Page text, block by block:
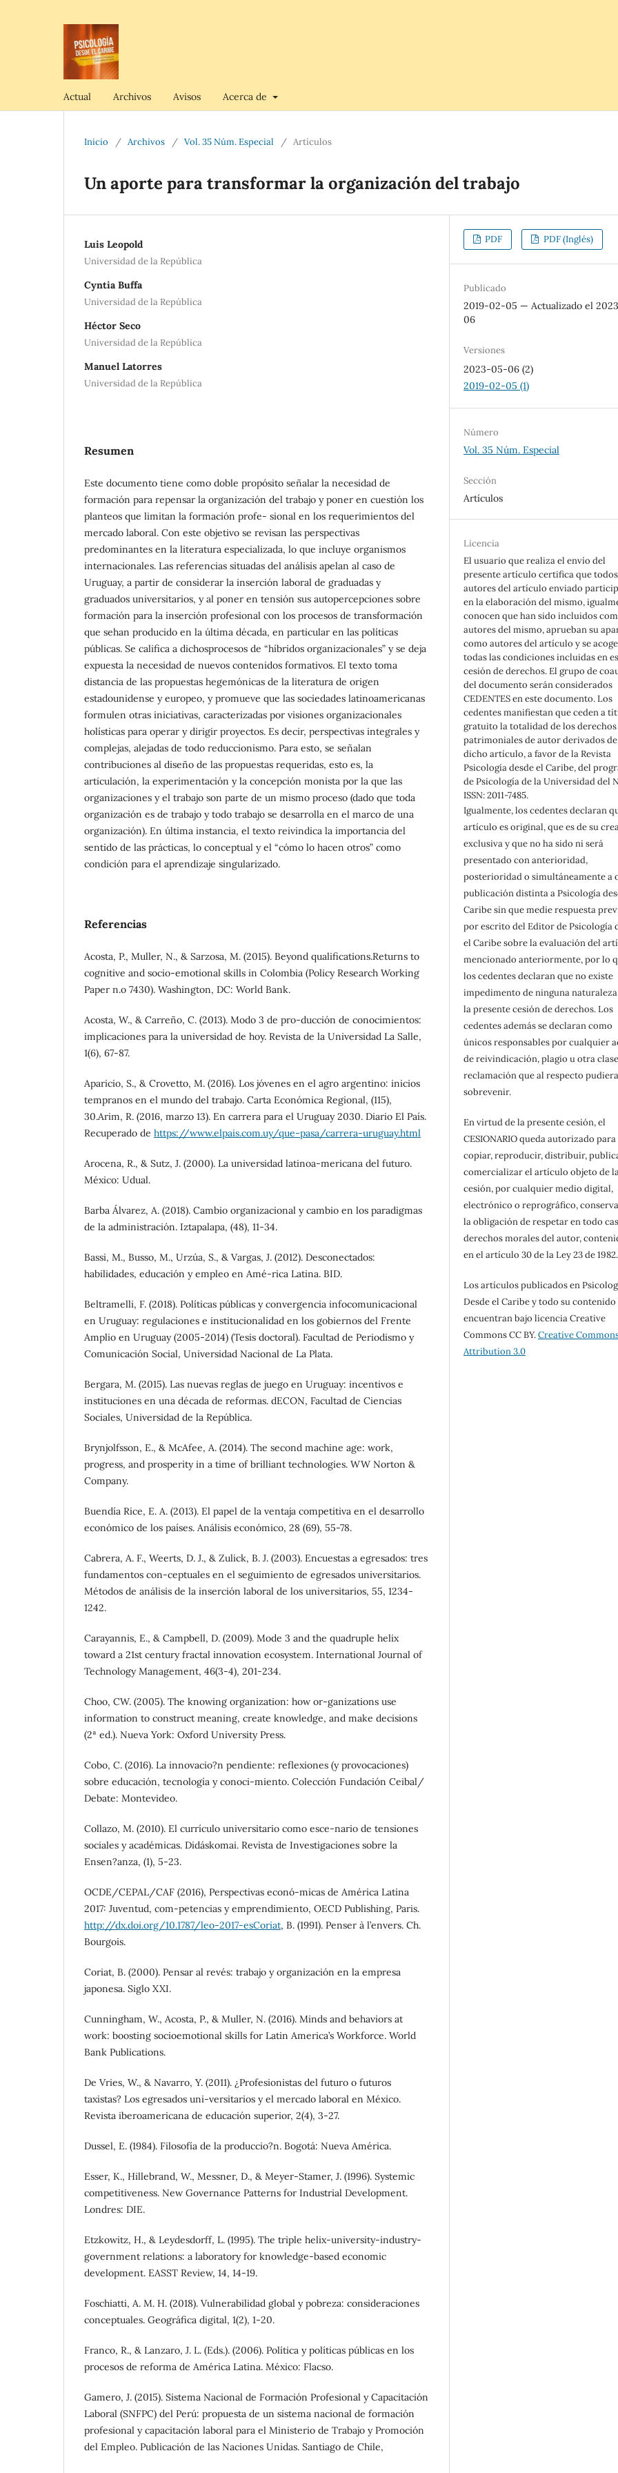
Actual Archivos Avisos Acerca de
Inicio / Archivos / Vol. 35 Núm. Especial / Artículos
Un aporte para transformar la organización del trabajo
Luis Leopold
Universidad de la República
Cyntia Buffa
Universidad de la República
Héctor Seco
Universidad de la República
Manuel Latorres
Universidad de la República
Resumen
Este documento tiene como doble propósito señalar la necesidad de
formación para repensar la organización del trabajo y poner en cuestión los
planteos que limitan la formación profe- sional en los requerimientos del
mercado laboral. Con este objetivo se revisan las perspectivas
predominantes en la literatura especializada, lo que incluye organismos
internacionales. Las referencias situadas del análisis apelan al caso de
Uruguay, a partir de considerar la inserción laboral de graduadas y
graduados universitarios, y al poner en tensión sus autopercepciones sobre
formación para la inserción profesional con los procesos de transformación
que sehan producido en la última década, en particular en las políticas
públicas. Se califica a dichosprocesos de “híbridos organizacionales” y se deja
expuesta la necesidad de nuevos contenidos formativos. El texto toma
distancia de las propuestas hegemónicas de la literatura de origen
estadounidense y europeo, y promueve que las sociedades latinoamericanas
formulen otras iniciativas, caracterizadas por visiones organizacionales
holísticas para operar y dirigir proyectos. Es decir, perspectivas integrales y
complejas, alejadas de todo reduccionismo. Para esto, se señalan
contribuciones al diseño de las propuestas requeridas, esto es, la
articulación, la experimentación y la concepción monista por la que las
organizaciones y el trabajo son parte de un mismo proceso (dado que toda
organización es de trabajo y todo trabajo se desarrolla en el marco de una
organización). En última instancia, el texto reivindica la importancia del
sentido de las prácticas, lo conceptual y el “cómo lo hacen otros” como
condición para el aprendizaje singularizado.
Referencias
Acosta, P., Muller, N., & Sarzosa, M. (2015). Beyond qualifications.Returns to
cognitive and socio-emotional skills in Colombia (Policy Research Working
Paper n.o 7430). Washington, DC: World Bank.
Acosta, W., & Carreño, C. (2013). Modo 3 de pro-ducción de conocimientos:
implicaciones para la universidad de hoy. Revista de la Universidad La Salle,
1(6), 67-87.
Aparicio, S., & Crovetto, M. (2016). Los jóvenes en el agro argentino: inicios
tempranos en el mundo del trabajo. Carta Económica Regional, (115),
30.Arim, R. (2016, marzo 13). En carrera para el Uruguay 2030. Diario El País.
Recuperado de https://www.elpais.com.uy/que-pasa/carrera-uruguay.html
Arocena, R., & Sutz, J. (2000). La universidad latinoa-mericana del futuro.
México: Udual.
Barba Álvarez, A. (2018). Cambio organizacional y cambio en los paradigmas
de la administración. Iztapalapa, (48), 11-34.
Bassi, M., Busso, M., Urzúa, S., & Vargas, J. (2012). Desconectados:
habilidades, educación y empleo en Amé-rica Latina. BID.
Beltramelli, F. (2018). Políticas públicas y convergencia infocomunicacional
en Uruguay: regulaciones e institucionalidad en los gobiernos del Frente
Amplio en Uruguay (2005-2014) (Tesis doctoral). Facultad de Periodismo y
Comunicación Social, Universidad Nacional de La Plata.
Bergara, M. (2015). Las nuevas reglas de juego en Uruguay: incentivos e
instituciones en una década de reformas. dECON, Facultad de Ciencias
Sociales, Universidad de la República.
Brynjolfsson, E., & McAfee, A. (2014). The second machine age: work,
progress, and prosperity in a time of brilliant technologies. WW Norton &
Company.
Buendía Rice, E. A. (2013). El papel de la ventaja competitiva en el desarrollo
económico de los países. Análisis económico, 28 (69), 55-78.
Cabrera, A. F., Weerts, D. J., & Zulick, B. J. (2003). Encuestas a egresados: tres
fundamentos con-ceptuales en el seguimiento de egresados universitarios.
Métodos de análisis de la inserción laboral de los universitarios, 55, 1234-
1242.
Carayannis, E., & Campbell, D. (2009). Mode 3 and the quadruple helix
toward a 21st century fractal innovation ecosystem. International Journal of
Technology Management, 46(3-4), 201-234.
Choo, CW. (2005). The knowing organization: how or-ganizations use
information to construct meaning, create knowledge, and make decisions
(2ª ed.). Nueva York: Oxford University Press.
Cobo, C. (2016). La innovacio?n pendiente: reflexiones (y provocaciones)
sobre educación, tecnología y conoci-miento. Colección Fundación Ceibal/
Debate: Montevideo.
Collazo, M. (2010). El currículo universitario como esce-nario de tensiones
sociales y académicas. Didáskomai. Revista de Investigaciones sobre la
Ensen?anza, (1), 5-23.
OCDE/CEPAL/CAF (2016), Perspectivas econó-micas de América Latina
2017: Juventud, com-petencias y emprendimiento, OECD Publishing, Paris.
http://dx.doi.org/10.1787/leo-2017-esCoriat, B. (1991). Penser à l’envers. Ch.
Bourgois.
Coriat, B. (2000). Pensar al revés: trabajo y organización en la empresa
japonesa. Siglo XXI.
Cunningham, W., Acosta, P., & Muller, N. (2016). Minds and behaviors at
work: boosting socioemotional skills for Latin America’s Workforce. World
Bank Publications.
De Vries, W., & Navarro, Y. (2011). ¿Profesionistas del futuro o futuros
taxistas? Los egresados uni-versitarios y el mercado laboral en México.
Revista iberoamericana de educación superior, 2(4), 3-27.
Dussel, E. (1984). Filosofía de la produccio?n. Bogotá: Nueva América.
Esser, K., Hillebrand, W., Messner, D., & Meyer-Stamer, J. (1996). Systemic
competitiveness. New Governance Patterns for Industrial Development.
Londres: DIE.
Etzkowitz, H., & Leydesdorff, L. (1995). The triple helix-university-industry-
government relations: a laboratory for knowledge-based economic
development. EASST Review, 14, 14-19.
Foschiatti, A. M. H. (2018). Vulnerabilidad global y pobreza: consideraciones
conceptuales. Geográfica digital, 1(2), 1-20.
Franco, R., & Lanzaro, J. L. (Eds.). (2006). Política y políticas públicas en los
procesos de reforma de América Latina. México: Flacso.
Gamero, J. (2015). Sistema Nacional de Formación Profesional y Capacitación
Laboral (SNFPC) del Perú: propuesta de un sistema nacional de formación
profesional y capacitación laboral para el Ministerio de Trabajo y Promoción
del Empleo. Publicación de las Naciones Unidas. Santiago de Chile,
PDF PDF (Inglés)
Publicado
2019-02-05 — Actualizado el
06
Versiones
2023-05-06 (2)
2019-02-05 (1)
Número
Vol. 35 Núm. Especial
Sección
Artículos
Licencia
El usuario que realiza el envío del
presente artículo certifica que
autores del artículo enviado
en la elaboración del mismo,
conocen que han sido incluidos
autores del mismo, aprueban su
como autores del artículo y se
todas las condiciones incluidas en
cesión de derechos. El grupo de
del documento serán considerados
CEDENTES en este documento. Los
cedentes manifiestan que ceden a
gratuito la totalidad de los derechos
patrimoniales de autor derivados de
dicho artículo, a favor de la Revista
Psicología desde el Caribe, del
de Psicología de la Universidad del
ISSN: 2011-7485.
Igualmente, los cedentes declaran
artículo es original, que es de su
exclusiva y que no ha sido ni será
presentado con anterioridad,
posterioridad o simultáneamente a
publicación distinta a Psicología
Caribe sin que medie respuesta
por escrito del Editor de Psicología
el Caribe sobre la evaluación del
mencionado anteriormente, por lo
los cedentes declaran que no existe
impedimento de ninguna
la presente cesión de derechos. Los
cedentes además se declaran como
únicos responsables por cualquier
de reivindicación, plagio u otra
reclamación que al respecto pudiera
sobrevenir.
En virtud de la presente cesión, el
CESIONARIO queda autorizado para
copiar, reproducir, distribuir,
comercializar el artículo objeto de
cesión, por cualquier medio digital,
electrónico o reprográfico,
la obligación de respetar en todo
derechos morales del autor,
en el artículo 30 de la Ley 23 de 1982.
Los artículos publicados en
Desde el Caribe y todo su contenido
encuentran bajo licencia Creative
Commons CC BY.Creative
Attribution 3.0